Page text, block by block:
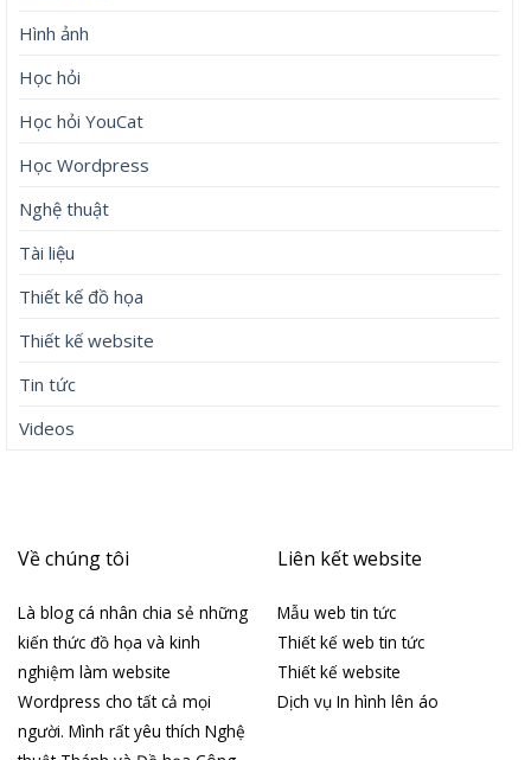
Hình ảnh
Học hỏi
Học hỏi YouCat
Học Wordpress
Nghệ thuật
Tài liệu
Thiết kế đồ họa
Thiết kế website
Tin tức
Videos
Về chúng tôi
Là blog cá nhân chia sẻ những
kiến thức đồ họa và kinh
nghiệm làm website
Wordpress cho tất cả mọi
người. Mình rất yêu thích Nghệ
Liên kết website
Mẫu web tin tức
Thiết kế web tin tức
Thiết kế website
Dịch vụ In hình lên áo